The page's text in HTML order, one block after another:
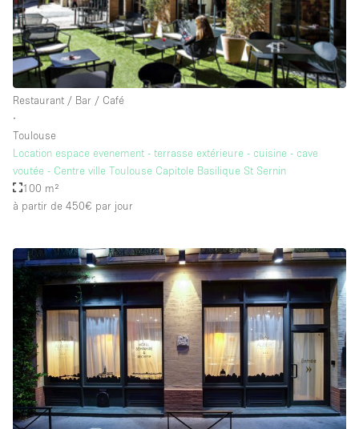
Salle de Bain
Smoking Area
Soundproof
Style Haussmannien
Sur Rue
Système de sécurité
Toilettes
Water Access
Éclairage
Électricité
Équipement de bureau
Équipement sonore et vidéo
Restaurant / Bar / Café
∙
Toulouse
Location espace evenement - terrasse extérieure - cuisine - cave
voutée - Centre ville Toulouse Capitole Basilique St Sernin
100 m²
à partir de 450€ par jour